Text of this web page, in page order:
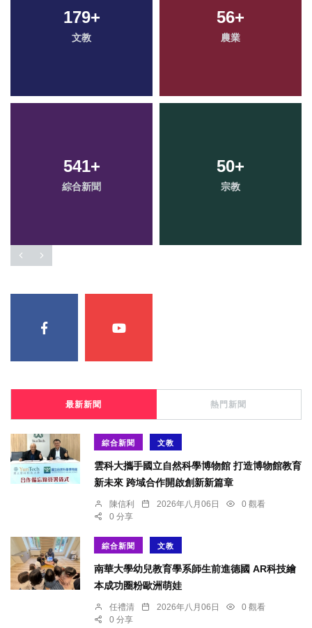
179+
文教
56+
農業
541+
綜合新聞
50+
宗教
最新新聞 熱門新聞
綜合新聞 文教
雲科大攜手國立自然科學博物館 打造博物館教育
新未來 跨域合作開啟創新新篇章
陳信利 2026年八月06日
0 觀看
0 分享
綜合新聞 文教
南華大學幼兒教育學系師生前進德國 AR科技繪
本成功圈粉歐洲萌娃
任禮清 2026年八月06日
0 觀看
0 分享